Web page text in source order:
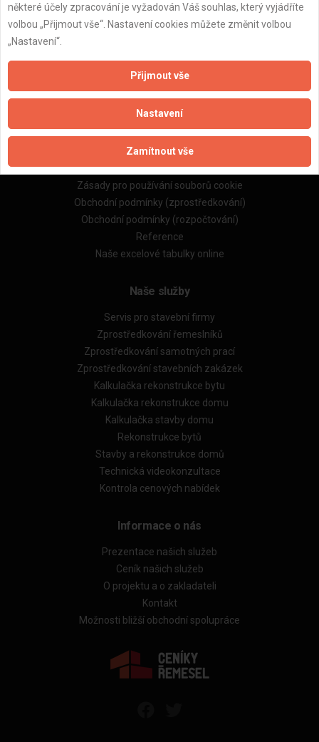
Naše firmy a řemeslníci
Zpracování a ochrana osobních údajů
Zásady pro používání souborů cookie
Obchodní podmínky (zprostředkování)
Obchodní podmínky (rozpočtování)
Reference
Naše excelové tabulky online
Naše služby
Servis pro stavební firmy
Zprostředkování řemeslníků
Zprostředkování samotných prací
Zprostředkování stavebních zakázek
Kalkulačka rekonstrukce bytu
Kalkulačka rekonstrukce domu
Kalkulačka stavby domu
Rekonstrukce bytů
Stavby a rekonstrukce domů
Technická videokonzultace
Kontrola cenových nabídek
Informace o nás
Prezentace našich služeb
Ceník našich služeb
O projektu a o zakladateli
Kontakt
Možnosti bližší obchodní spolupráce
některé účely zpracování je vyžadován Váš souhlas, který vyjádříte
volbou „Přijmout vše“. Nastavení cookies můžete změnit volbou
„Nastavení“.
Přijmout vše
Nastavení
Zamítnout vše